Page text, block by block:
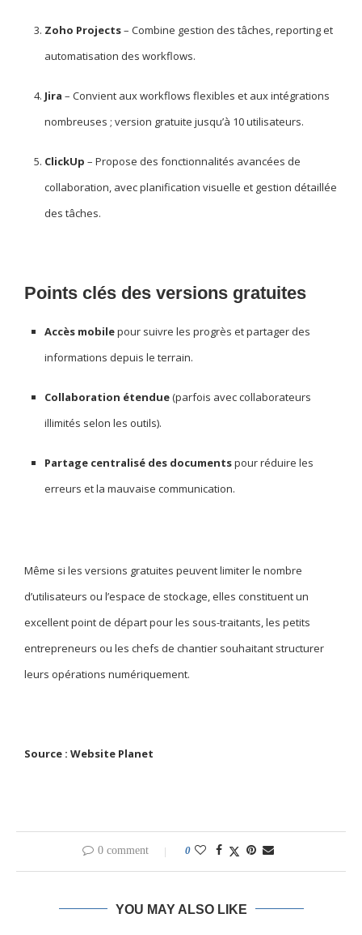
Zoho Projects– Combine gestion des tâches, reporting et
automatisation des workflows.
Jira – Convient aux workflows flexibles et aux intégrations
nombreuses ; version gratuite jusqu’à 10 utilisateurs.
ClickUp – Propose des fonctionnalités avancées de
collaboration, avec planification visuelle et gestion détaillée
des tâches.
Points clés des versions gratuites
Accès mobilepour suivre les progrès et partager des
informations depuis le terrain.
Collaboration étendue(parfois avec collaborateurs
illimités selon les outils).
Partage centralisé des documentspour réduire les
erreurs et la mauvaise communication.
Même si les versions gratuites peuvent limiter le nombre
d’utilisateurs ou l’espace de stockage, elles constituent un
excellent point de départ pour les sous-traitants, les petits
entrepreneurs ou les chefs de chantier souhaitant structurer
leurs opérations numériquement.
Source : Website Planet
0 comment 0
YOU MAY ALSO LIKE